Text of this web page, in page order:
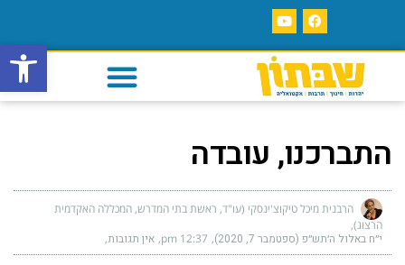
פתח
התברכנו, עובדה
הרבנית מיכל טיקוצ'ינסקי (עו"ד, ראשת בתי המדרש, המכללה האקדמית
הרצוג)
י״ח באלול ה׳תש״פ (ספטמבר 7, 2020) 12:37 pm אין תגובות